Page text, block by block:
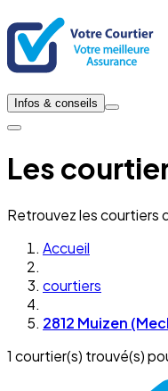
Infos & conseils
Les
Retrouvez les courtiers
Accueil
courtiers
2812 Muizen
1 courtier(s) trouvé(s)